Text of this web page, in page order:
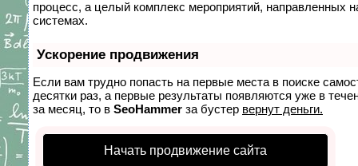
процесс, а целый комплекс мероприятий, направленных
системах.
Ускорение продвижения
Если вам трудно попасть на первые места в поиске
десятки раз, а первые результаты появляются уже в
за месяц, то в SeoHammer за бустер вернут деньги.
Начать продвижение сайта